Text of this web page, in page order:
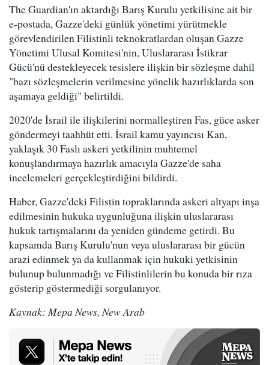
The Guardian'ın aktardığı Barış Kurulu yetkilisine ait bir
e-postada, Gazze'deki günlük yönetimi yürütmekle
görevlendirilen Filistinli teknokratlardan oluşan Gazze
Yönetimi Ulusal Komitesi'nin, Uluslararası İstikrar
Gücü'nü destekleyecek tesislere ilişkin bir sözleşme dahil
"bazı sözleşmelerin verilmesine yönelik hazırlıklarda son
aşamaya geldiği" belirtildi.
2020'de İsrail ile ilişkilerini normalleştiren Fas, güce asker
göndermeyi taahhüt etti. İsrail kamu yayıncısı Kan,
yaklaşık 30 Faslı askeri yetkilinin muhtemel
konuşlandırmaya hazırlık amacıyla Gazze'de saha
incelemeleri gerçekleştirdiğini bildirdi.
Haber, Gazze'deki Filistin topraklarında askeri altyapı inşa
edilmesinin hukuka uygunluğuna ilişkin uluslararası
hukuk tartışmalarını da yeniden gündeme getirdi. Bu
kapsamda Barış Kurulu'nun veya uluslararası bir gücün
arazi edinmek ya da kullanmak için hukuki yetkisinin
bulunup bulunmadığı ve Filistinlilerin bu konuda bir rıza
gösterip göstermediği sorgulanıyor.
Kaynak: Mepa News, New Arab